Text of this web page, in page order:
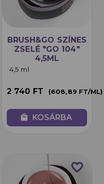
BRUSH&GO SZÍNES
ZSELÉ "GO 104"
4,5ML
4,5 ml
2 740 FT (608,89 FT/ML)
local_mall KOSÁRBA
favorite_border